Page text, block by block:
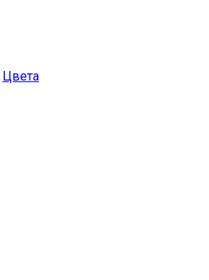
Цвета